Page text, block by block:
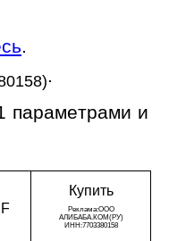
.
параметрами и
Ку­пить